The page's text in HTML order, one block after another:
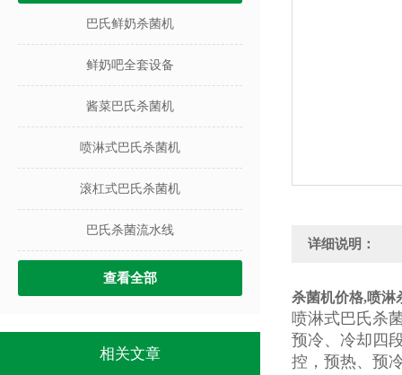
巴氏鲜奶杀菌机
鲜奶吧全套设备
酱菜巴氏杀菌机
喷淋式巴氏杀菌机
滚杠式巴氏杀菌机
巴氏杀菌流水线
查看全部
相关文章
详细说明：
杀菌机价格,喷淋
喷淋式巴氏杀
预冷、冷却四
控，预热、预